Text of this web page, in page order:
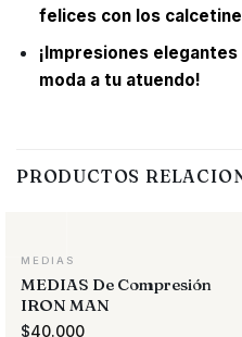
felices con los
¡Impresiones
moda a tu atuendo!
PRODUCTOS
MEDIAS
MEDIAS De Compresión
IRON MAN
$40.000